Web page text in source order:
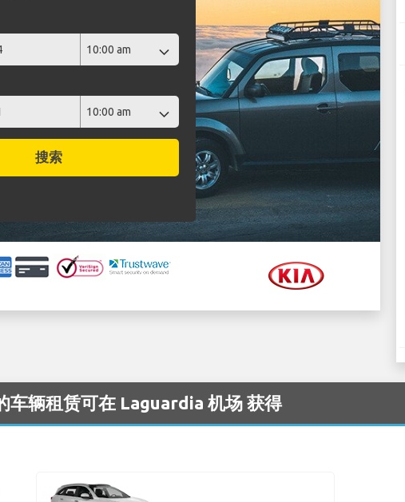
搜索
车辆租赁可在 Laguardia 机场 获得